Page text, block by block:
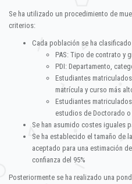
Se ha utilizado un procedimiento de
criterios:
Cada población se ha
PAS: Tipo de contrato y
PDI: Departamento,
Estudiantes
matrícula y curso más
Estudiantes
estudios de Doctorado
Se han asumido costes iguales
Se ha establecido el tamaño de
aceptado para una estimación
confianza del 95%
Posteriormente se ha realizado una